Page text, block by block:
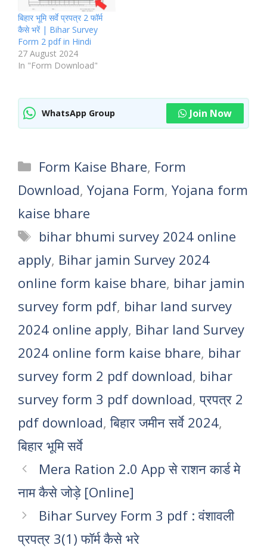
बिहार भूमि सर्वे प्रपत्र 2 फॉर्म
कैसे भरें | Bihar Survey
Form 2 pdf in Hindi
27 August 2024
In "Form Download"
WhatsApp Group Join Now
Categories
Form Kaise Bhare, Form
Download, Yojana Form, Yojana form
kaise bhare
Tags
bihar bhumi survey 2024 online
apply, Bihar jamin Survey 2024
online form kaise bhare, bihar jamin
survey form pdf, bihar land survey
2024 online apply, Bihar land Survey
2024 online form kaise bhare, bihar
survey form 2 pdf download, bihar
survey form 3 pdf download,प्रपत्र 2
pdf download,बिहार जमीन सर्वे 2024,
बिहार भूमि सर्वे
Mera Ration 2.0 App से राशन कार्ड मे
नाम कैसे जोड़े [Online]
Bihar Survey Form 3 pdf : वंशावली
प्रपत्र 3(1) फॉर्म कैसे भरे